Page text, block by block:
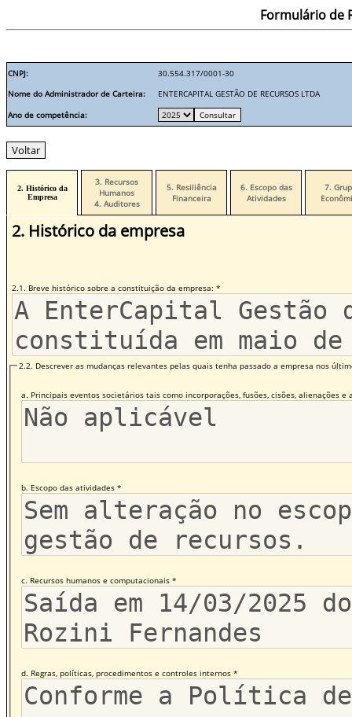
Formulário de
CNPJ:
30.554.317/0001-30
Nome do Administrador de Carteira:
ENTERCAPITAL GESTÃO DE RECURSOS LTDA
Ano de competência:
2. Histórico da
Empresa
3. Recursos
Humanos
4. Auditores
5. Resiliência
Financeira
6. Escopo das
Atividades
7.
2. Histórico da empresa
2.1. Breve histórico sobre a constituição da empresa: *
2.2. Descrever as mudanças relevantes pelas quais tenha passado a empresa nos
a. Principais eventos societários tais como incorporações, fusões, cisões, alienações
b. Escopo das atividades *
c. Recursos humanos e computacionais *
d. Regras, políticas, procedimentos e controles internos *